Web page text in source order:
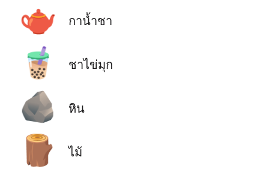
🫖 กาน้ำชา
🧋 ชาไข่มุก
🪨 หิน
🪵 ไม้